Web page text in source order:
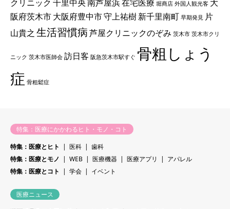
クリニック 千里中央南芦屋浜在宅医療 堀商店 外国人観光客 大
阪府茨木市大阪府豊中市守上祐樹新千里南町 早期発見 片
山貴之 生活習慣病芦屋クリニックのぞみ 茨木市 茨木市クリ
ニック 茨木市医師会 訪日客 阪急茨木市駅すぐ 骨粗しょう
症 骨粗鬆症
特集：医療にかかわるヒト・モノ・コト
特集：医療とヒト
医科
歯科
特集：医療とモノ
WEB 医療機器 医療アプリ
アパレル
特集：医療とコト
学会 イベント
医療ニュース